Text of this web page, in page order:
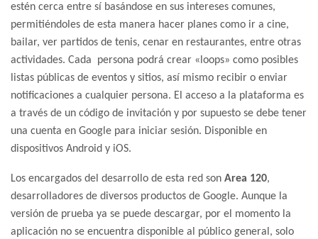
estén cerca entre sí basándose en sus intereses comunes,
permitiéndoles de esta manera hacer planes como ir a cine,
bailar, ver partidos de tenis, cenar en restaurantes, entre otras
actividades. Cada persona podrá crear «loops» como posibles
listas públicas de eventos y sitios, así mismo recibir o enviar
notificaciones a cualquier persona. El acceso a la plataforma es
a través de un código de invitación y por supuesto se debe tener
una cuenta en Google para iniciar sesión. Disponible en
dispositivos Android y iOS.
Los encargados del desarrollo de esta red son Area 120,
desarrolladores de diversos productos de Google. Aunque la
versión de prueba ya se puede descargar, por el momento la
aplicación no se encuentra disponible al público general, solo